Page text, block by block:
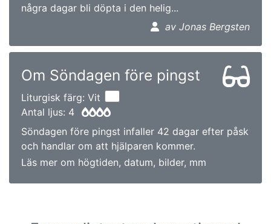
några dagar bli döpta i den helig...
av Jonas Bergsten
Om Söndagen före pingst
Liturgisk färg: Vit
Antal ljus: 4
Söndagen före pingst infaller 42 dagar efter påsk
och handlar om att hjälparen kommer.
Läs mer om högtiden, datum, bilder, mm